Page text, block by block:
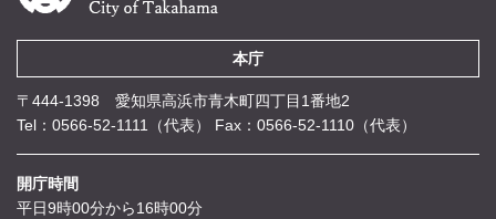
本庁
〒444-1398 愛知県高浜市青木町四丁目1番地2
Tel：0566-52-1111（代表）
Fax：0566-52-1110（代表）
開庁時間
平日9時00分から16時00分